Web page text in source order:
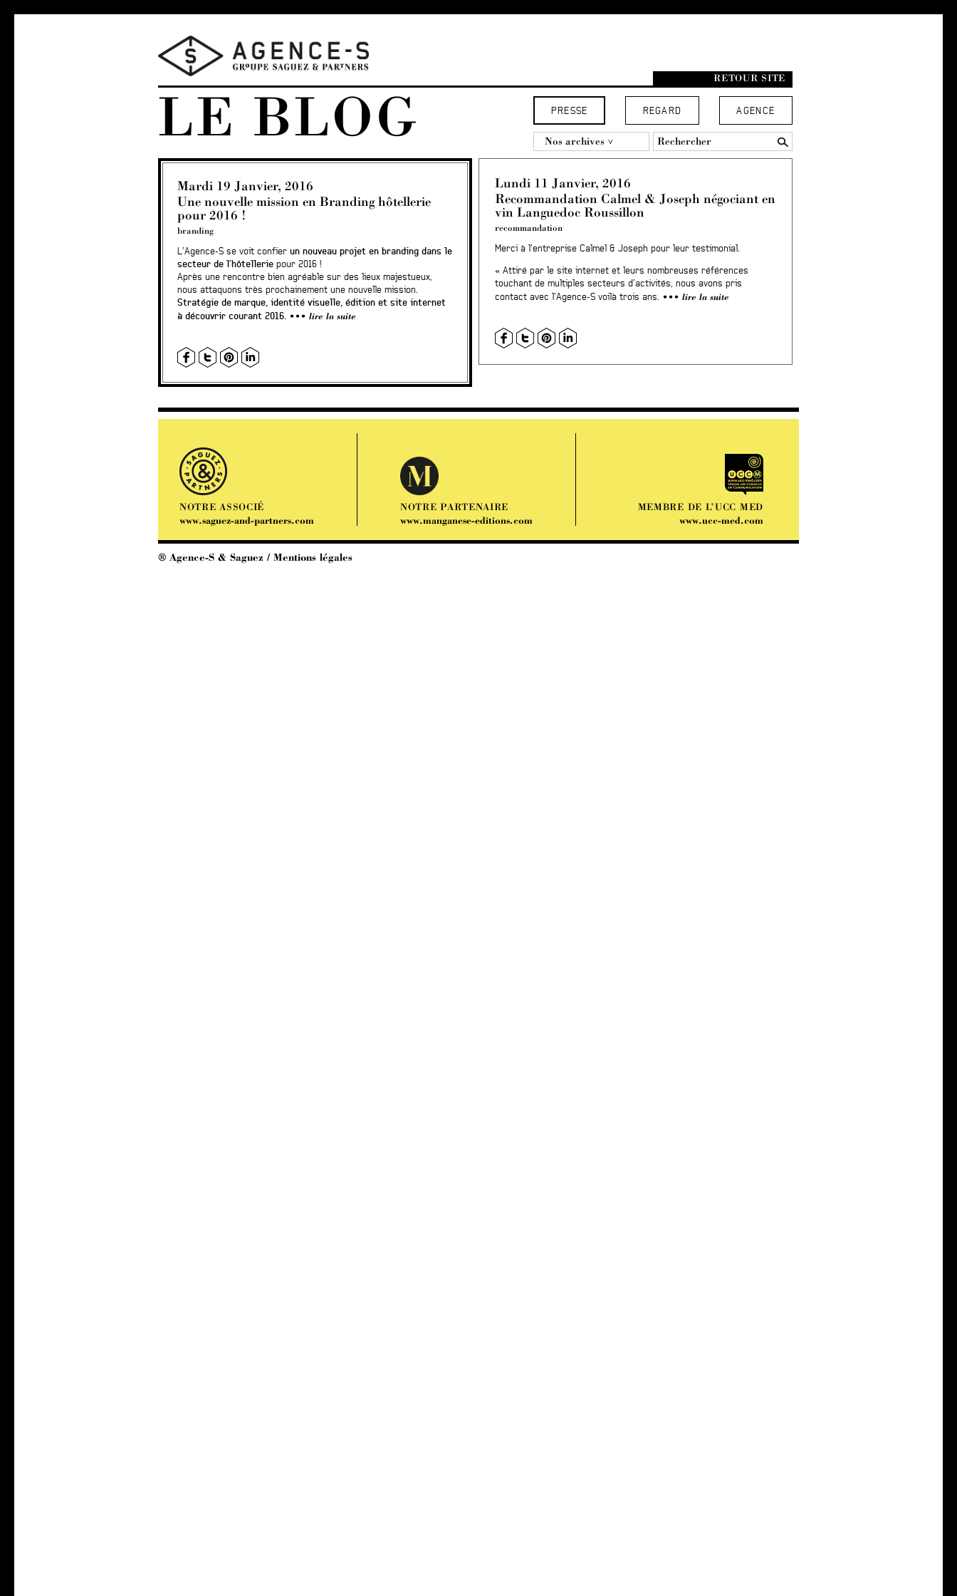
RETOUR SITE
LE BLOG AGENCE
PRESSE REGARD
Nos archives
Mardi 19 Janvier, 2016
Une nouvelle mission en Branding hôtellerie
pour 2016 !
branding
L’Agence-S se voit confier un nouveau projet en branding dans le
secteur de l’hôtellerie pour 2016 !
Après une rencontre bien agréable sur des lieux majestueux,
nous attaquons très prochainement une nouvelle mission.
Stratégie de marque, identité visuelle, édition et site internet
à découvrir courant 2016.
lire la suite
Lundi 11 Janvier, 2016
Recommandation Calmel & Joseph négociant en
vin Languedoc Roussillon
recommandation
Merci à l’entreprise Calmel & Joseph pour leur testimonial.
« Attiré par le site internet et leurs nombreuses références
touchant de multiples secteurs d’activités, nous avons pris
contact avec l’Agence-S voilà trois ans.
lire la suite
NOTRE ASSOCIÉ
www.saguez-and-partners.com
NOTRE PARTENAIRE
www.manganese-editions.com
MEMBRE DE L’UCC MED
www.ucc-med.com
® Agence-S & Saguez / Mentions légales